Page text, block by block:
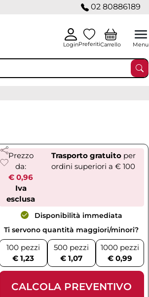
02 80886189
LoginPreferitiCarrello Menu
Prezzo
da:
€ 0,96
Iva
esclusa
Trasporto gratuitoper
ordini superiori a € 100
Disponibilità immediata
Ti servono quantità maggiori/minori?
100 pezzi
€ 1,23
500 pezzi
€ 1,07
1000 pezzi
€ 0,99
CALCOLA PREVENTIVO